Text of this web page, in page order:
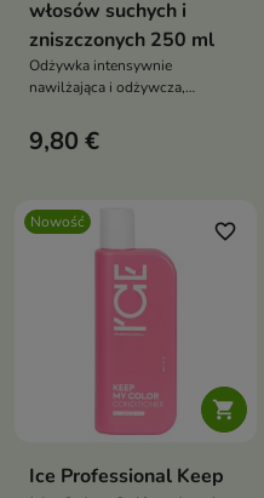
włosów suchych i
zniszczonych 250 ml
Odżywka intensywnie
nawilżająca i odżywcza,
włosów suchych, osłabionych i
zniszczonych.
9,80 €
Nowość

favorite_border
Ice Professional Keep